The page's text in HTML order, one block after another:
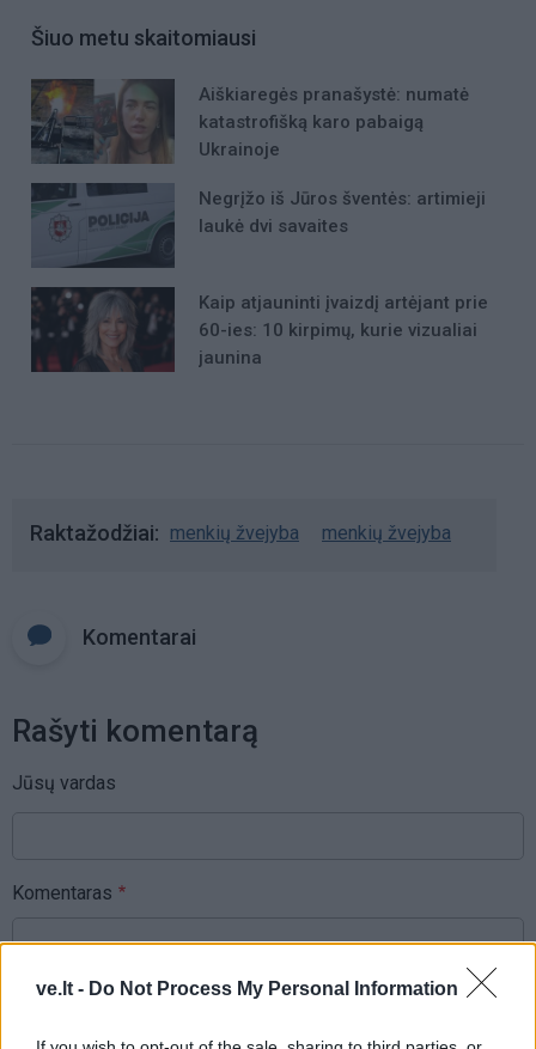
ve.lt - Do Not Process My Personal Information
Šiuo metu skaitomiausi
Aiškiaregės pranašystė: numatė
katastrofišką karo pabaigą
Ukrainoje
Negrįžo iš Jūros šventės: artimieji
laukė dvi savaites
Kaip atjauninti įvaizdį artėjant prie
60-ies: 10 kirpimų, kurie vizualiai
jaunina
Raktažodžiai menkių žvejyba menkių žvejyba
Komentarai
Rašyti komentarą
Jūsų vardas
Komentaras